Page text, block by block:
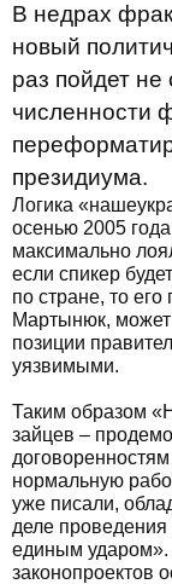
В недрах
новый
раз пойдет
численности
президиума.
Логика
осенью 2005
максимально
если спикер
по стране, то
Мартынюк, может
позиции
уязвимыми.
Таким образом
зайцев –
нормальную
уже писали,
деле
единым ударом».
законопроектов